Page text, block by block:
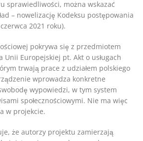
sprawiedliwości, można wskazać
– nowelizację Kodeksu postępowania
2021 roku).
pokrywa się z przedmiotem
Europejskiej pt. Akt o usługach
trwają prace z udziałem polskiego
wprowadza konkretne
wypowiedzi, w tym system
społecznościowymi. Nie ma więc
w projekcie.
że autorzy projektu zamierzają